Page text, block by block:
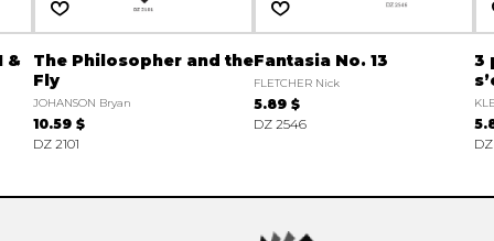
&
The Philosopher and the
Fly
JOHANSON Bryan
10.59 $
DZ 2101
Fantasia No. 13
FLETCHER Nick
5.89 $
DZ 2546
3